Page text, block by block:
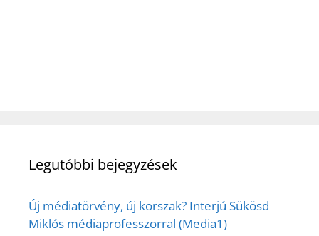
Legutóbbi bejegyzések
Új médiatörvény, új korszak? Interjú Sükösd
Miklós médiaprofesszorral (Media1)